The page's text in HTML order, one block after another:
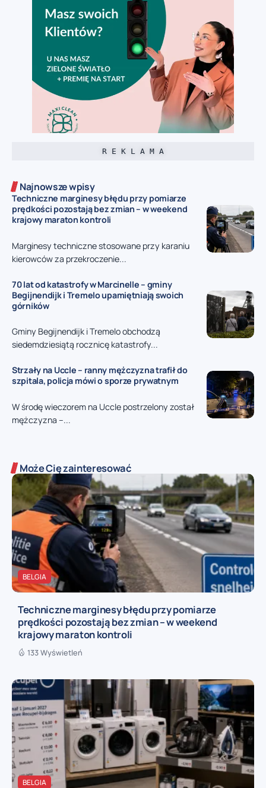
R E K L A M A
Najnowsze wpisy
Techniczne marginesy błędu przy pomiarze
prędkości pozostają bez zmian – w weekend
krajowy maraton kontroli
Marginesy techniczne stosowane przy karaniu
kierowców za przekroczenie...
70 lat od katastrofy w Marcinelle – gminy
Begijnendijk i Tremelo upamiętniają swoich
górników
Gminy Begijnendijk i Tremelo obchodzą
siedemdziesiątą rocznicę katastrofy...
Strzały na Uccle – ranny mężczyzna trafił do
szpitala, policja mówi o sporze prywatnym
W środę wieczorem na Uccle postrzelony został
mężczyzna –...
Może Cię zainteresować
BELGIA
Techniczne marginesy błędu przy pomiarze
prędkości pozostają bez zmian – w weekend
krajowy maraton kontroli
133 Wyświetleń
BELGIA